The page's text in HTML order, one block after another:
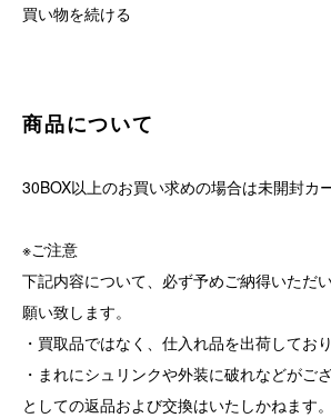
買い物を続ける
商品について
30BOX以上のお買い求めの場合は未開封カ
※ご注意
下記内容について、必ず予めご納得いただ
願い致します。
・買取品ではなく、仕入れ品を出荷しており
・まれにシュリンクや外装に破れなどがご
としての返品および交換はいたしかねます。